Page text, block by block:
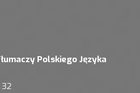
Polskiego Języka